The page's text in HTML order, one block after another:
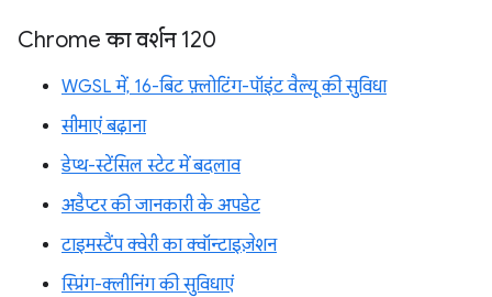
Chrome का वर्शन 120
WGSL में, 16-बिट फ़्लोटिंग-पॉइंट वैल्यू की सुविधा
सीमाएं बढ़ाना
डेप्थ-स्टेंसिल स्टेट में बदलाव
अडैप्टर की जानकारी के अपडेट
टाइमस्टैंप क्वेरी का क्वॉन्टाइज़ेशन
स्प्रिंग-क्लीनिंग की सुविधाएं